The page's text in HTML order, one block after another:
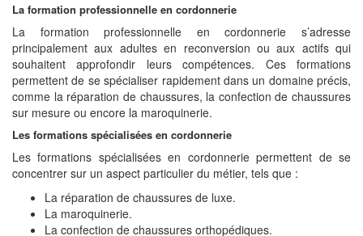
La formation professionnelle en cordonnerie
La formation professionnelle en cordonnerie s’adresse
principalement aux adultes en reconversion ou aux actifs qui
souhaitent approfondir leurs compétences. Ces formations
permettent de se spécialiser rapidement dans un domaine précis,
comme la réparation de chaussures, la confection de chaussures
sur mesure ou encore la maroquinerie.
Les formations spécialisées en cordonnerie
Les formations spécialisées en cordonnerie permettent de se
concentrer sur un aspect particulier du métier, tels que :
La réparation de chaussures de luxe.
La maroquinerie.
La confection de chaussures orthopédiques.